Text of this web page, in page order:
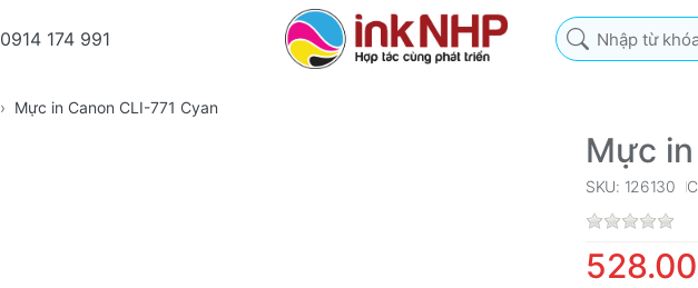
0914 174 991
Nhập từ khóa tìm
Mực in Canon CLI-771 Cyan
Mực
SKU: 126130